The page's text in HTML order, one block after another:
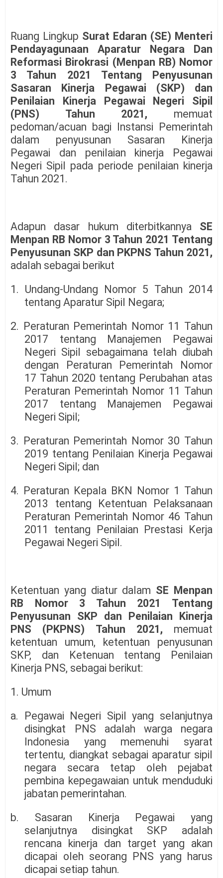
Ruang Lingkup Surat Edaran (SE) Menteri
Pendayagunaan Aparatur Negara Dan
Reformasi Birokrasi (Menpan RB) Nomor
3 Tahun 2021 Tentang Penyusunan
Sasaran Kinerja Pegawai (SKP) dan
Penilaian Kinerja Pegawai Negeri Sipil
(PNS) Tahun 2021, memuat
pedoman/acuan bagi Instansi Pemerintah
dalam penyusunan Sasaran Kinerja
Pegawai dan penilaian kinerja Pegawai
Negeri Sipil pada periode penilaian kinerja
Tahun 2021.
Adapun dasar hukum diterbitkannya SE
Menpan RB Nomor 3 Tahun 2021 Tentang
Penyusunan SKP dan PKPNS Tahun 2021,
adalah sebagai berikut
1. Undang-Undang Nomor 5 Tahun 2014
tentang Aparatur Sipil Negara;
2. Peraturan Pemerintah Nomor 11 Tahun
2017 tentang Manajemen Pegawai
Negeri Sipil sebagaimana telah diubah
dengan Peraturan Pemerintah Nomor
17 Tahun 2020 tentang Perubahan atas
Peraturan Pemerintah Nomor 11 Tahun
2017 tentang Manajemen Pegawai
Negeri Sipil;
3. Peraturan Pemerintah Nomor 30 Tahun
2019 tentang Penilaian Kinerja Pegawai
Negeri Sipil; dan
4. Peraturan Kepala BKN Nomor 1 Tahun
2013 tentang Ketentuan Pelaksanaan
Peraturan Pemerintah Nomor 46 Tahun
2011 tentang Penilaian Prestasi Kerja
Pegawai Negeri Sipil.
Ketentuan yang diatur dalam SE Menpan
RB Nomor 3 Tahun 2021 Tentang
Penyusunan SKP dan Penilaian Kinerja
PNS (PKPNS) Tahun 2021, memuat
ketentuan umum, ketentuan penyusunan
SKP, dan Ketenuan tentang Penilaian
Kinerja PNS, sebagai berikut:
1. Umum
a. Pegawai Negeri Sipil yang selanjutnya
disingkat PNS adalah warga negara
Indonesia yang memenuhi syarat
tertentu, diangkat sebagai aparatur sipil
negara secara tetap oleh pejabat
pembina kepegawaian untuk menduduki
jabatan pemerintahan.
b. Sasaran Kinerja Pegawai yang
selanjutnya disingkat SKP adalah
rencana kinerja dan target yang akan
dicapai oleh seorang PNS yang harus
dicapai setiap tahun.